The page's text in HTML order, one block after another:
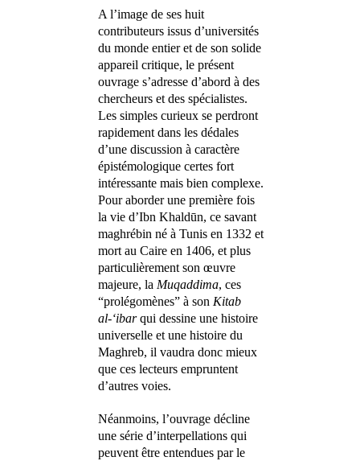
A l’image de ses huit
contributeurs issus d’universités
du monde entier et de son solide
appareil critique, le présent
ouvrage s’adresse d’abord à des
chercheurs et des spécialistes.
Les simples curieux se perdront
rapidement dans les dédales
d’une discussion à caractère
épistémologique certes fort
intéressante mais bien complexe.
Pour aborder une première fois
la vie d’Ibn Khaldūn, ce savant
maghrébin né à Tunis en 1332 et
mort au Caire en 1406, et plus
particulièrement son œuvre
majeure, la Muqaddima, ces
“prolégomènes” à son Kitab
al-‘ibarqui dessine une histoire
universelle et une histoire du
Maghreb, il vaudra donc mieux
que ces lecteurs empruntent
d’autres voies.
Néanmoins, l’ouvrage décline
une série d’interpellations qui
peuvent être entendues par le